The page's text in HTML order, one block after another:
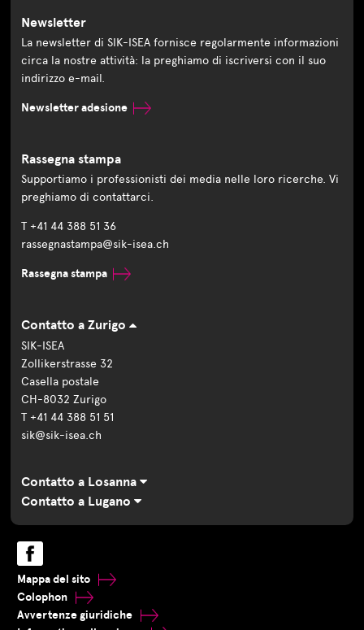
Newsletter
La newsletter di SIK-ISEA fornisce regolarmente informazioni
circa la nostre attività: la preghiamo di iscriversi con il suo
indirizzo e-mail.
Newsletter adesione
Rassegna stampa
Supportiamo i professionisti dei media nelle loro ricerche. Vi
preghiamo di contattarci.
T +41 44 388 51 36
rassegnastampa@sik-isea.ch
Rassegna stampa
Contatto a Zurigo
SIK-ISEA
Zollikerstrasse 32
Casella postale
CH-8032 Zurigo
T +41 44 388 51 51
sik@sik-isea.ch
Contatto a Losanna
Contatto a Lugano
Mappa del sito
Colophon
Avvertenze giuridiche